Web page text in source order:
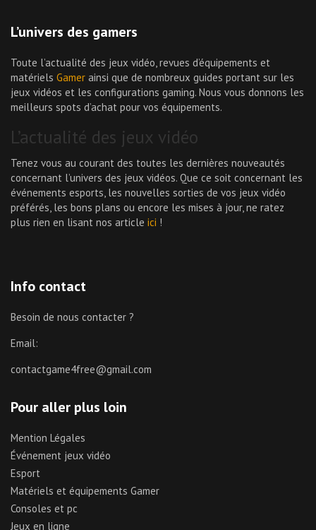
L’univers des gamers
Toute l’actualité des jeux vidéo, revues d’équipements et
matériels Gamer ainsi que de nombreux guides portant sur les
jeux vidéos et les configurations gaming. Nous vous donnons les
meilleurs spots d’achat pour vos équipements.
L’actualité des jeux vidéo
Tenez vous au courant des toutes les dernières nouveautés
concernant l’univers des jeux vidéos. Que ce soit concernant les
événements esports, les nouvelles sorties de vos jeux vidéo
préférés, les bons plans ou encore les mises à jour, ne ratez
plus rien en lisant nos article ici !
Info contact
Besoin de nous contacter ?
Email:
contactgame4free@gmail.com
Pour aller plus loin
Mention Légales
Événement jeux vidéo
Esport
Matériels et équipements Gamer
Consoles et pc
Jeux en ligne